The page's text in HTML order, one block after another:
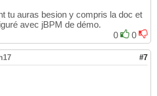
tu auras besion y compris la doc et
avec jBPM de démo.
0
0
#7